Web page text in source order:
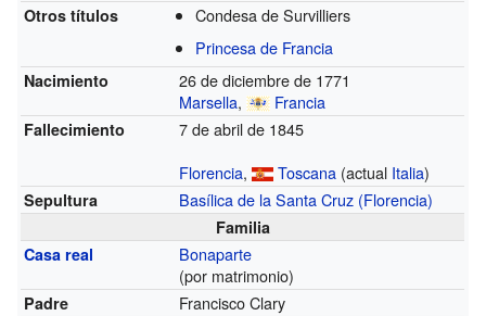
Otros títulos
Condesa de Survilliers
Princesa de Francia
Nacimiento
26 de diciembre de 1771
Marsella, Francia
Fallecimiento
7 de abril de 1845
Florencia, Toscana (actual Italia)
Sepultura Basílica de la Santa Cruz (Florencia)
Familia
Casa real
Bonaparte
(por matrimonio)
Padre Francisco Clary